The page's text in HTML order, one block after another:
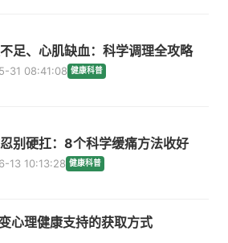
足、心肌缺血：科学调理全攻略
31 08:41:08 健康科普
别硬扛：8个科学缓痛方法收好
13 10:13:28 健康科普
心理健康支持的获取方式